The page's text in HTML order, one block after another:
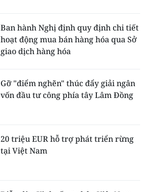
Ban hành Nghị định quy định chi tiết
hoạt động mua bán hàng hóa qua Sở
giao dịch hàng hóa
Gỡ "điểm nghẽn" thúc đẩy giải ngân
vốn đầu tư công phía tây Lâm Đồng
20 triệu EUR hỗ trợ phát triển rừng
tại Việt Nam